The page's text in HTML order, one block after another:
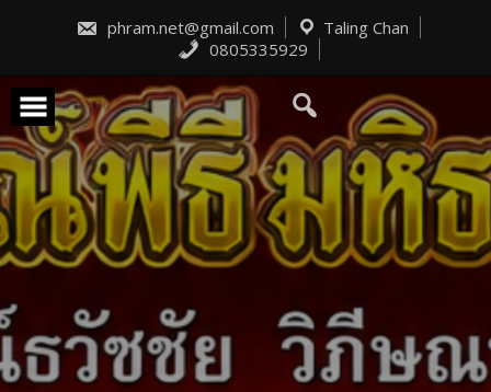
phram.net@gmail.com
Taling Chan
0805335929